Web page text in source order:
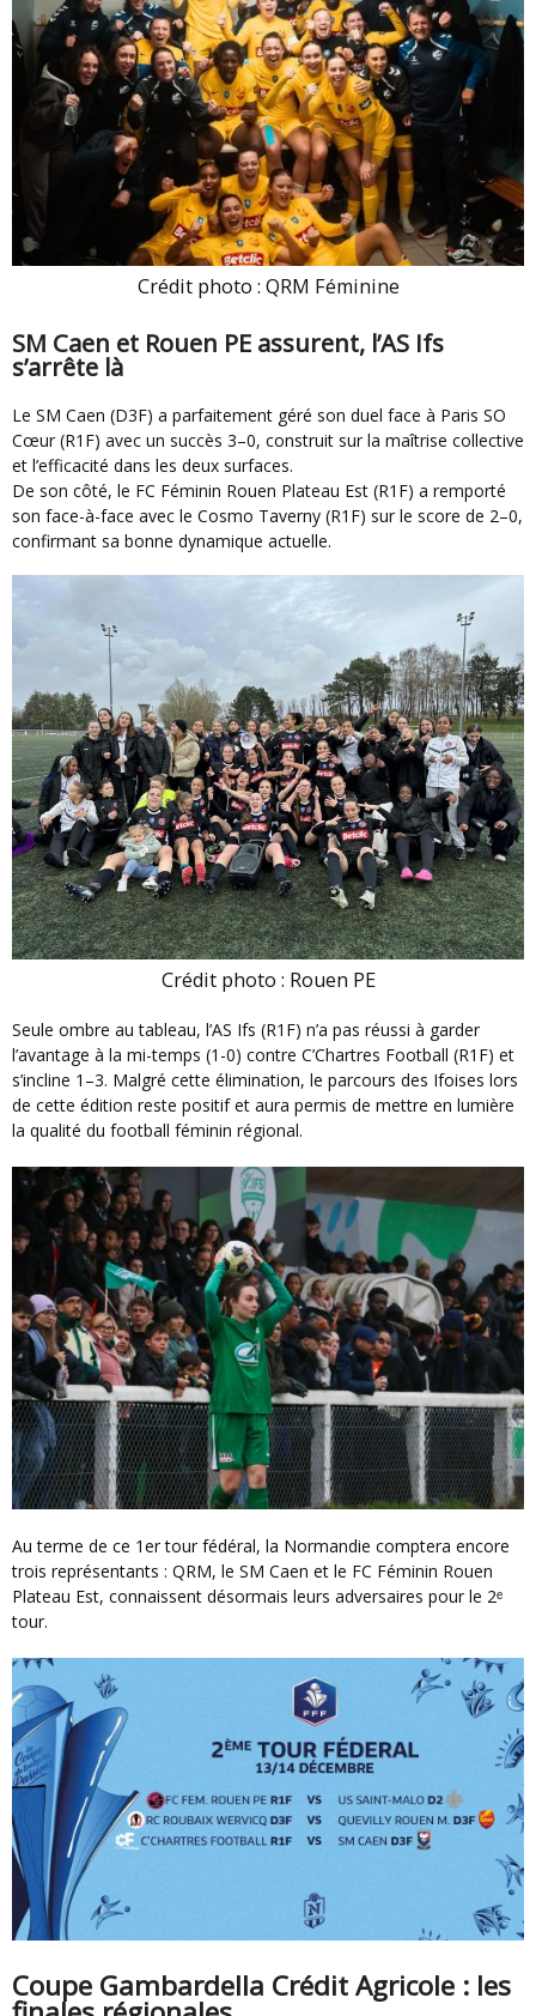
Crédit photo : QRM Féminine
SM Caen et Rouen PE assurent, l’AS Ifs
s’arrête là
Le SM Caen (D3F) a parfaitement géré son duel face à Paris SO
Cœur (R1F) avec un succès 3–0, construit sur la maîtrise collective
et l’efficacité dans les deux surfaces.
De son côté, le FC Féminin Rouen Plateau Est (R1F) a remporté
son face-à-face avec le Cosmo Taverny (R1F) sur le score de 2–0,
confirmant sa bonne dynamique actuelle.
Crédit photo : Rouen PE
Seule ombre au tableau, l’AS Ifs (R1F) n’a pas réussi à garder
l’avantage à la mi-temps (1-0) contre C’Chartres Football (R1F) et
s’incline 1–3. Malgré cette élimination, le parcours des Ifoises lors
de cette édition reste positif et aura permis de mettre en lumière
la qualité du football féminin régional.
Au terme de ce 1er tour fédéral, la Normandie comptera encore
trois représentants : QRM, le SM Caen et le FC Féminin Rouen
Plateau Est, connaissent désormais leurs adversaires pour le 2ᵉ
tour.
Coupe Gambardella Crédit Agricole : les